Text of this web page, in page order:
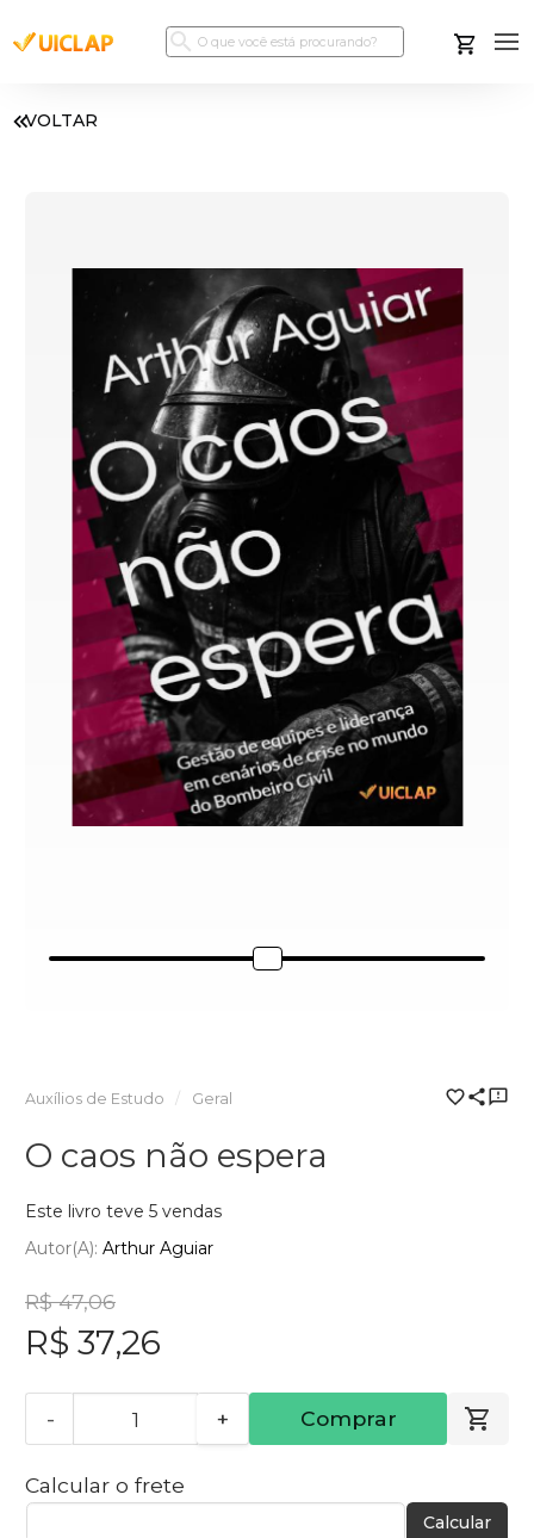
VOLTAR
Auxílios de Estudo Geral
O caos não espera
Este livro teve 5 vendas
Autor(a): Arthur Aguiar
R$ 47,06
R$ 37,26
- + Comprar
Calcular o frete
Calcular